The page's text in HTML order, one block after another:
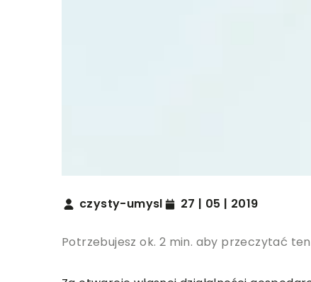
czysty-umysl 27 | 05 | 2019
Potrzebujesz ok. 2 min. aby przeczytać